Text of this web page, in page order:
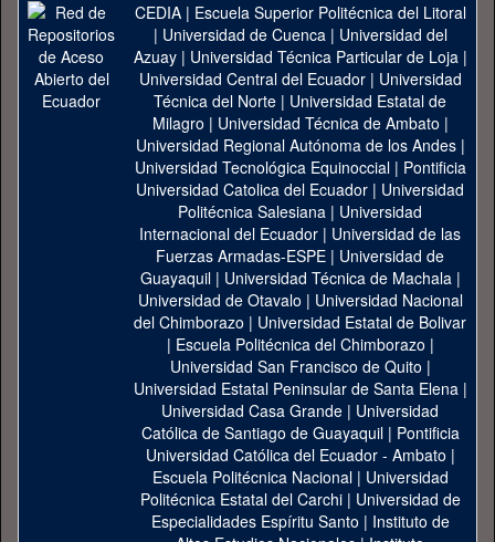
CEDIA| Escuela Superior Politécnica del Litoral
| Universidad de Cuenca| Universidad del
Azuay| Universidad Técnica Particular de Loja|
Universidad Central del Ecuador| Universidad
Técnica del Norte | Universidad Estatal de
Milagro | Universidad Técnica de Ambato |
Universidad Regional Autónoma de los Andes|
Universidad Tecnológica Equinoccial| Pontificia
Universidad Catolica del Ecuador | Universidad
Politécnica Salesiana | Universidad
Internacional del Ecuador | Universidad de las
Fuerzas Armadas-ESPE | Universidad de
Guayaquil| Universidad Técnica de Machala|
Universidad de Otavalo | Universidad Nacional
del Chimborazo | Universidad Estatal de Bolivar
| Escuela Politécnica del Chimborazo |
Universidad San Francisco de Quito |
Universidad Estatal Peninsular de Santa Elena|
Universidad Casa Grande | Universidad
Católica de Santiago de Guayaquil| Pontificia
Universidad Católica del Ecuador - Ambato |
Escuela Politécnica Nacional| Universidad
Politécnica Estatal del Carchi| Universidad de
Especialidades Espíritu Santo | Instituto de